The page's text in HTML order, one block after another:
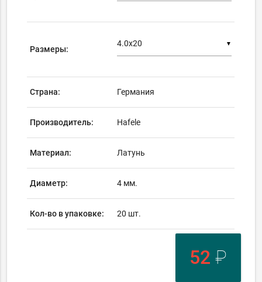
Размеры:
▼
Страна: Германия
Производитель: Hafele
Материал: Латунь
Диаметр: 4 мм.
Кол-во в упаковке: 20 шт.
52 ₽